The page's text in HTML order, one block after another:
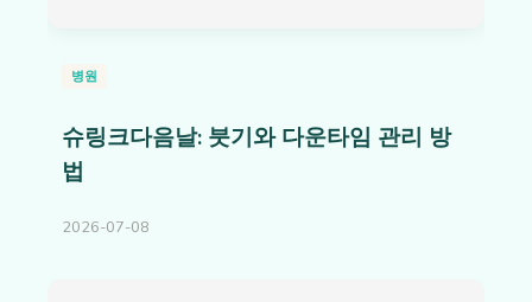
병원
슈링크다음날: 붓기와 다운타임 관리 방
법
2026-07-08